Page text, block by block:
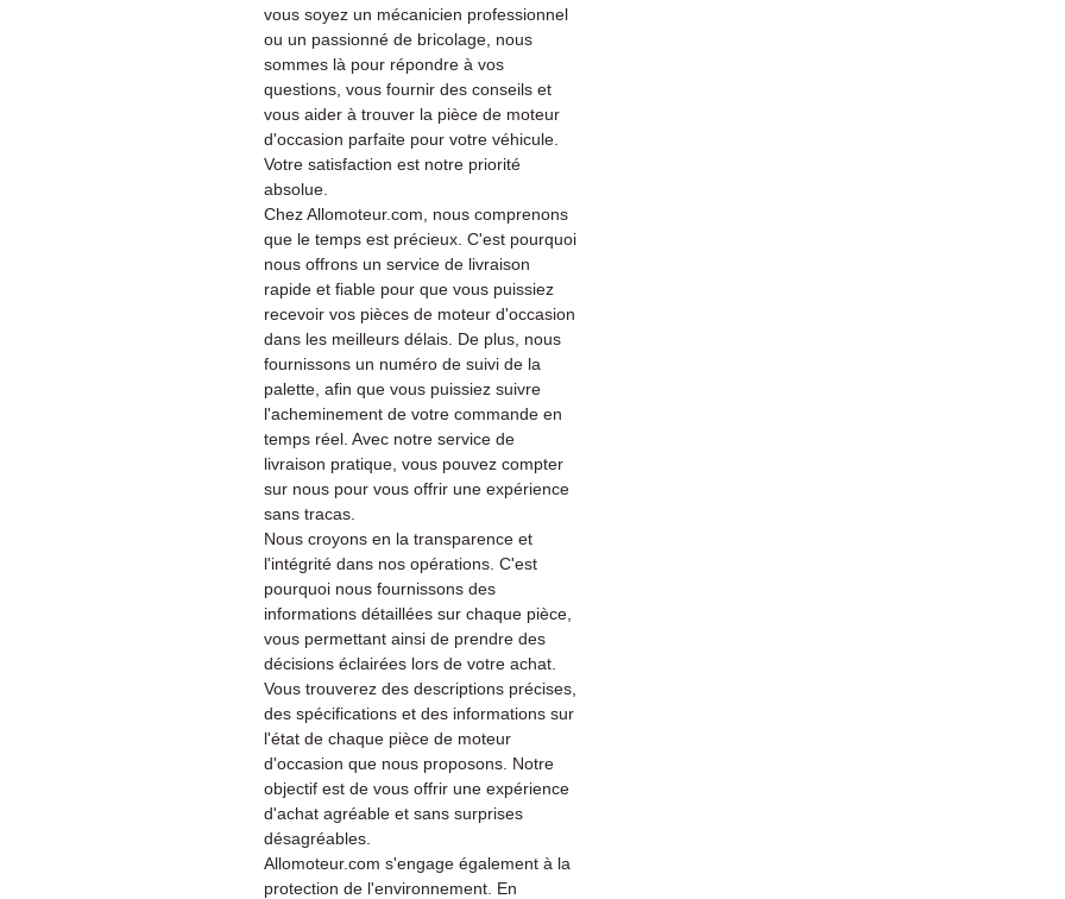
vous soyez un mécanicien professionnel
ou un passionné de bricolage, nous
sommes là pour répondre à vos
questions, vous fournir des conseils et
vous aider à trouver la pièce de moteur
d'occasion parfaite pour votre véhicule.
Votre satisfaction est notre priorité
absolue.
Chez Allomoteur.com, nous comprenons
que le temps est précieux. C'est pourquoi
nous offrons un service de livraison
rapide et fiable pour que vous puissiez
recevoir vos pièces de moteur d'occasion
dans les meilleurs délais. De plus, nous
fournissons un numéro de suivi de la
palette, afin que vous puissiez suivre
l'acheminement de votre commande en
temps réel. Avec notre service de
livraison pratique, vous pouvez compter
sur nous pour vous offrir une expérience
sans tracas.
Nous croyons en la transparence et
l'intégrité dans nos opérations. C'est
pourquoi nous fournissons des
informations détaillées sur chaque pièce,
vous permettant ainsi de prendre des
décisions éclairées lors de votre achat.
Vous trouverez des descriptions précises,
des spécifications et des informations sur
l'état de chaque pièce de moteur
d'occasion que nous proposons. Notre
objectif est de vous offrir une expérience
d'achat agréable et sans surprises
désagréables.
Allomoteur.com s'engage également à la
protection de l'environnement. En